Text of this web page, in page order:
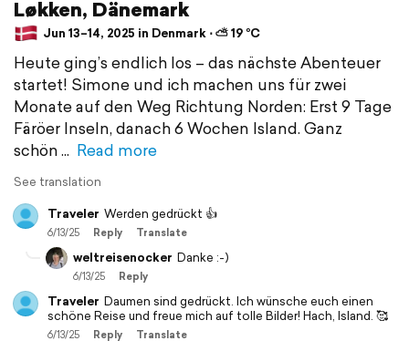
Løkken, Dänemark
Jun 13–14, 2025 in Denmark ⋅ ⛅ 19 °C
Heute ging’s endlich los – das nächste Abenteuer
startet! Simone und ich machen uns für zwei
Monate auf den Weg Richtung Norden: Erst 9 Tage
Färöer Inseln, danach 6 Wochen Island. Ganz
schön
Read more
See translation
Traveler Werden gedrückt 👍
6/13/25 Reply Translate
weltreisenocker Danke :-)
6/13/25 Reply
Traveler Daumen sind gedrückt. Ich wünsche euch einen
schöne Reise und freue mich auf tolle Bilder! Hach, Island. 🥰
6/13/25 Reply Translate